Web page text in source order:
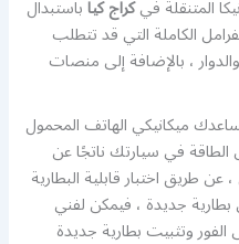
المتنقلة فيكراج كياباستبدال
الكاملة التي قد تتطلب
، بالإضافة إلى منصات
ميكانيكي الهاتف المحمول
في سيارتك ناتجًا عن
عن طريق اختبار قابلية البطارية
بطارية جديدة ، فيمكن لفني
الفور وتثبيت بطارية جديدة